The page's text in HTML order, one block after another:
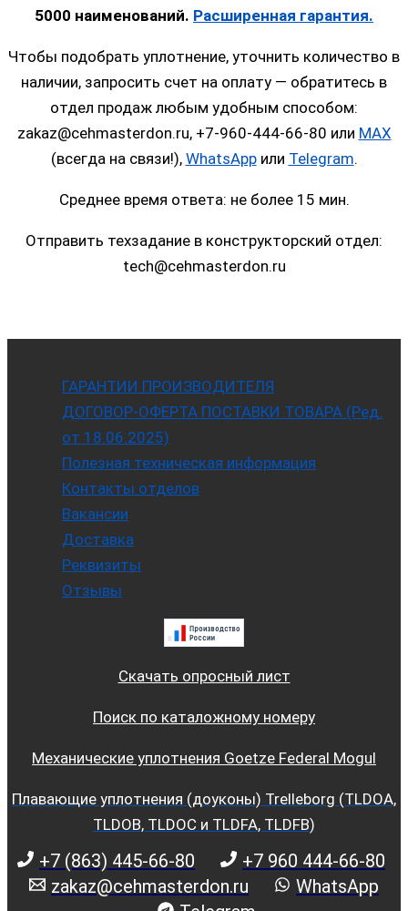
5000 наименований. Расширенная гарантия.
Чтобы подобрать уплотнение, уточнить количество в
наличии, запросить счет на оплату — обратитесь в
отдел продаж любым удобным способом:
zakaz@cehmasterdon.ru, +7-960-444-66-80 или MAX
(всегда на связи!), WhatsAppили Telegram.
Среднее время ответа: не более 15 мин.
Отправить техзадание в конструкторский отдел:
tech@cehmasterdon.ru
ГАРАНТИИ ПРОИЗВОДИТЕЛЯ
ДОГОВОР-ОФЕРТА ПОСТАВКИ ТОВАРА (Ред.
от 18.06.2025)
Полезная техническая информация
Контакты отделов
Вакансии
Доставка
Реквизиты
Отзывы
Скачать опросный лист
Поиск по каталожному номеру
Механические уплотнения Goetze Federal Mogul
Плавающие уплотнения (доуконы) Trelleborg (TLDOA,
TLDOB, TLDOC и TLDFA, TLDFB)
+7 (863) 445-66-80
+7 960 444-66-80
zakaz@cehmasterdon.ru
WhatsApp